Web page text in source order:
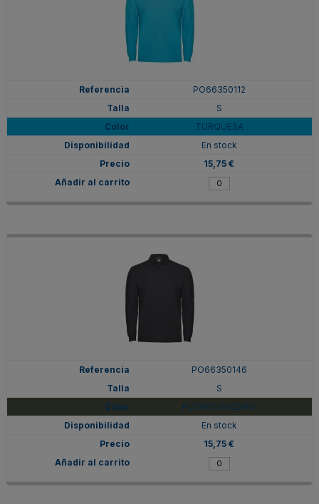
PO66350112
S
TURQUESA
En stock
15,75 €
PO66350146
S
PLOMO OSCURO
En stock
15,75 €